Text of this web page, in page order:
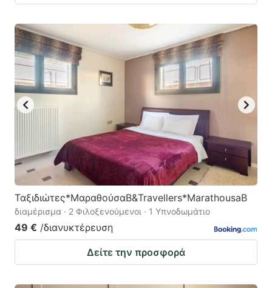
Ταξιδιώτες*ΜαραθούσαΒ&Travellers*MarathousaB
διαμέρισμα · 2 Φιλοξενούμενοι · 1 Υπνοδωμάτιο
49 € /διανυκτέρευση
Δείτε την προσφορά